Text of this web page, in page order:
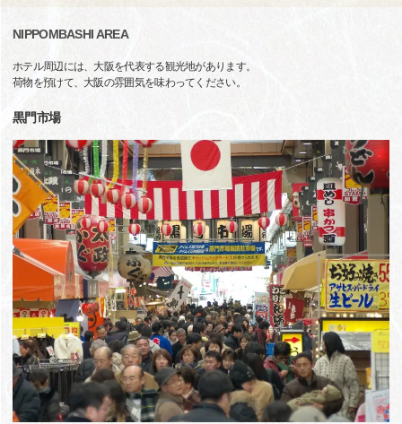
NIPPOMBASHI AREA
ホテル周辺には、大阪を代表する観光地があります。
荷物を預けて、大阪の雰囲気を味わってください。
黒門市場